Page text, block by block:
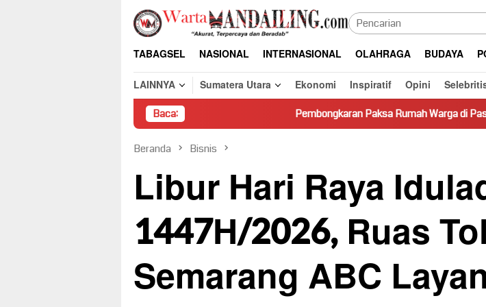
Loncat
konten
TABAGSEL NASIONAL INTERNASIONAL OLAHRAGA BUDAYA
LAINNYA
Sumatera Utara Ekonomi Inspiratif Opini
Baca: Pembongkaran Paksa Rumah Warga di Pasaman Tanpa
Beranda Bisnis
Libur Hari Raya
1447H/2026, Ruas Tol
Semarang ABC